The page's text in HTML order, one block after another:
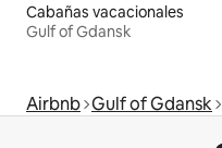
Cabañas vacacionales
Gulf of Gdansk
Airbnb Gulf of Gdansk